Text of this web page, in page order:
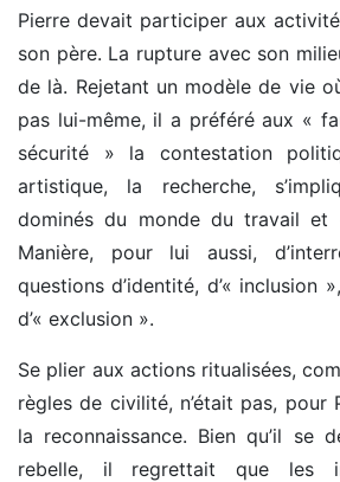
Pierre devait participer aux
son père. La rupture avec son
de là. Rejetant un modèle de vie
pas lui-même, il a préféré aux «
sécurité
» la contestation
artistique, la recherche,
dominés du monde du travail et
Manière, pour lui aussi,
questions d’identité, d’« inclusion
d’« exclusion ».
Se plier aux actions ritualisées,
règles de civilité, n’était pas, pour
la reconnaissance. Bien qu’il se
rebelle, il regrettait que les